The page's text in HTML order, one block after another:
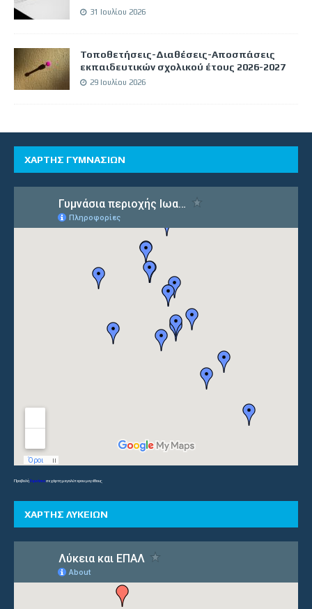
31 Ιουλίου 2026
Τοποθετήσεις-Διαθέσεις-Αποσπάσεις
εκπαιδευτικών σχολικού έτους 2026-2027
29 Ιουλίου 2026
ΧΑΡΤΗΣ ΓΥΜΝΑΣΙΩΝ
ΠροβολήΓυμνάσιασε χάρτη μεγαλύτερου μεγέθους
ΧΑΡΤΗΣ ΛΥΚΕΙΩΝ